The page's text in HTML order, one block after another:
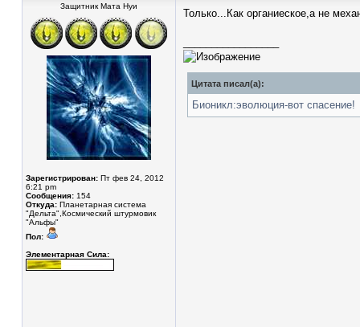
Защитник Мата Нуи
Зарегистрирован: Пт фев 24, 2012
6:21 pm
Сообщения: 154
Откуда: Планетарная система
"Дельта",Космический штурмовик
"Альфы"
Пол:
Элементарная Сила:
Только...Как органиеское,а не
Цитата писал(а):
Бионикл:эволюция-вот спасение!